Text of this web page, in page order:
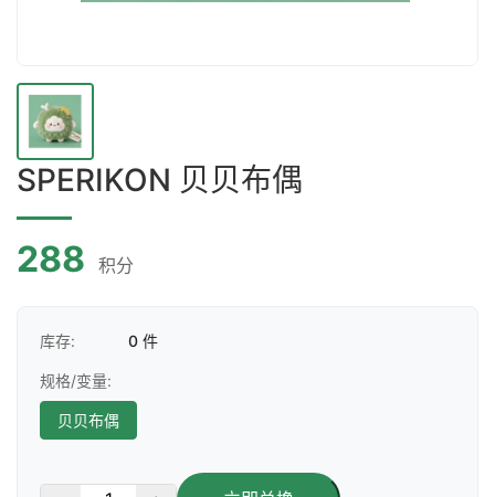
SPERIKON 贝贝布偶
288 积分
库存: 0 件
规格/变量:
贝贝布偶